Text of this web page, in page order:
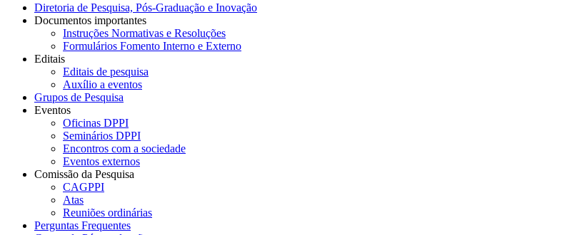
Diretoria de Pesquisa, Pós-Graduação e Inovação
Documentos importantes
Instruções Normativas e Resoluções
Formulários Fomento Interno e Externo
Editais
Editais de pesquisa
Auxílio a eventos
Grupos de Pesquisa
Eventos
Oficinas DPPI
Seminários DPPI
Encontros com a sociedade
Eventos externos
Comissão da Pesquisa
CAGPPI
Atas
Reuniões ordinárias
Perguntas Frequentes